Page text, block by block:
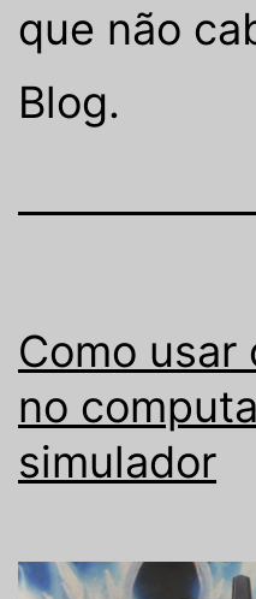
que não
Blog.
Como usar
no
simulador